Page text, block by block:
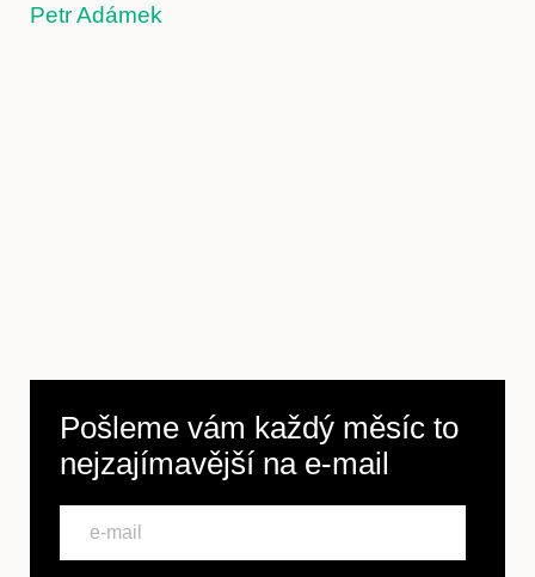
Petr Adámek
Pošleme vám každý měsíc to
nejzajímavější na e-mail